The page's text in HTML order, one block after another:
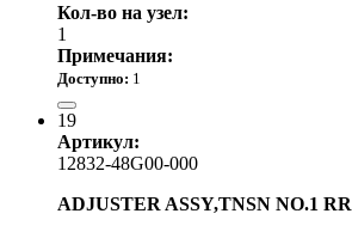
Кол-во на узел:
1
Примечания:
Доступно: 1
19
Артикул:
12832-48G00-000
ADJUSTER ASSY,TNSN NO.1 RR